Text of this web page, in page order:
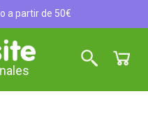
a partir de 50€